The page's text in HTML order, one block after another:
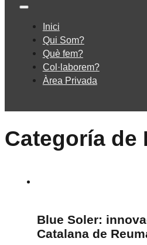
Inici
Qui Som?
Què fem?
Col·laborem?
Àrea Privada
Categoría de
Blue Soler:
Catalana de